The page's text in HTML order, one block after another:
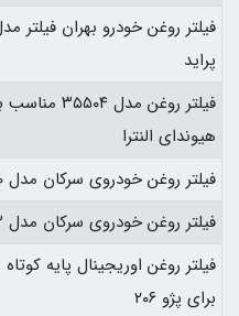
پراید
فیلتر روغن مدل
هیوندای النترا
فیلتر روغن خودروی سرکان مدل SF ۷۱۱۰
فیلتر روغن خودروی سرکان مدل SF ۷۷۹۳
برای پژو ۲۰۶